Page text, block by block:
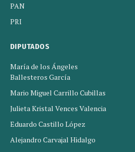
PAN
PRI
DIPUTADOS
María de los Ángeles
Ballesteros García
Mario Miguel Carrillo Cubillas
Julieta Kristal Vences Valencia
Eduardo Castillo López
Alejandro Carvajal Hidalgo